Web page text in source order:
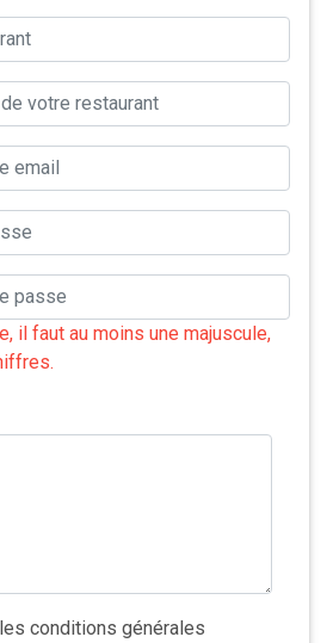
il faut au moins une majuscule,
conditions générales